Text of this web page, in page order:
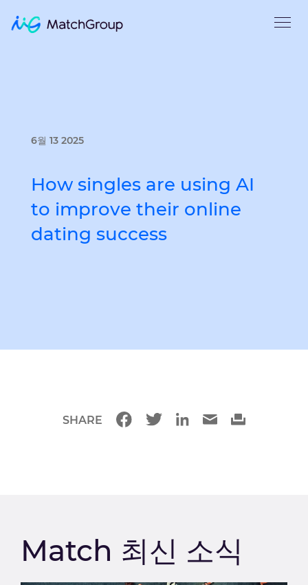
6월 13 2025
How singles are using AI
to improve their online
dating success
SHARE
Match 최신 소식